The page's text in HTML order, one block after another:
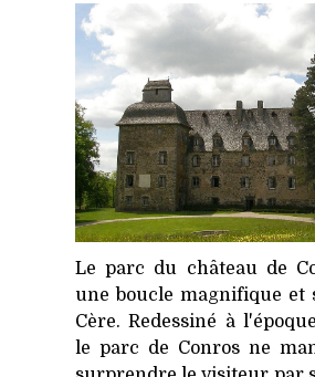
Le parc du château de
une boucle magnifique et
Cère. Redessiné à
le parc de Conros ne